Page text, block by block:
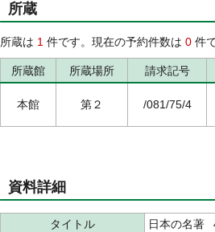
所蔵
所蔵は 1 件です。現在の予約件数は 0 件
所蔵館 所蔵場所 請求記号
本館 第２ /081/75/4
資料詳細
タイトル 日本の名著